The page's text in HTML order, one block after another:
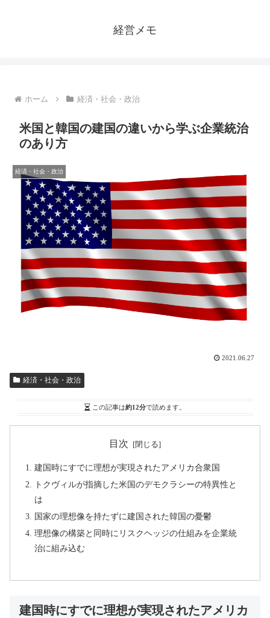
経営メモ
ホーム 経済・社会・政治
米国と韓国の建国の違いから学ぶ企業統治
のあり方
経済・社会・政治
2021.06.27
経済・社会・政治
この記事は約12分で読めます。
目次
建国時にすでに理想が実現されたアメリカ合衆国
トクヴィルが指摘した米国のデモクラシーの特異性と
は
国家の理想像を持たずに建国された韓国の憂鬱
理想像の構築と同時にリスクヘッジの仕組みを企業統
治に組み込む
建国時にすでに理想が実現されたアメリカ